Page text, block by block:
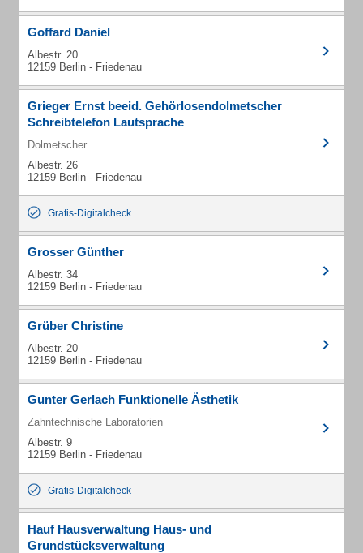
Goffard Daniel
Albestr. 20
12159 Berlin - Friedenau
Grieger Ernst beeid. Gehörlosendolmetscher
Schreibtelefon Lautsprache
Dolmetscher
Albestr. 26
12159 Berlin - Friedenau
Gratis-Digitalcheck
Grosser Günther
Albestr. 34
12159 Berlin - Friedenau
Grüber Christine
Albestr. 20
12159 Berlin - Friedenau
Gunter Gerlach Funktionelle Ästhetik
Zahntechnische Laboratorien
Albestr. 9
12159 Berlin - Friedenau
Gratis-Digitalcheck
Hauf Hausverwaltung Haus- und
Grundstücksverwaltung